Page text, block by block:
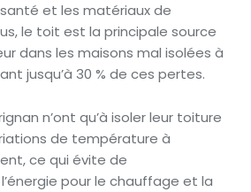
et les matériaux de
le toit est la principale source
dans les maisons mal isolées à
jusqu’à 30 % de ces pertes.
n’ont qu’à isoler leur toiture
de température à
ce qui évite de
pour le chauffage et la